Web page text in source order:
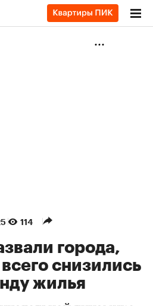
114
города,
снизились
жилья